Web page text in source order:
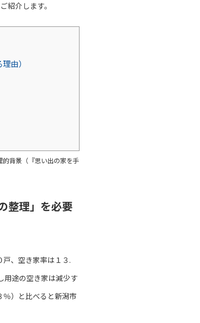
紹介します。
由）
背景（『思い出の家を手
整理」を必要
、空き家率は１３.
用途の空き家は減少す
％）と比べると新潟市